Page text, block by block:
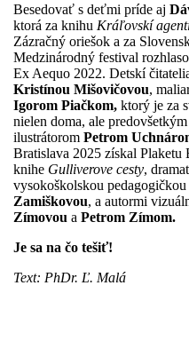
Besedovať s deťmi príde aj
ktorá za knihu Kráľovskí
Zázračný oriešok a za
Medzinárodný festival
Ex Aequo 2022. Detskí
Kristínou Mišovičovou,
Igorom Piačkom, ktorý je za
nielen doma, ale
ilustrátorom Petrom
Bratislava 2025 získal
knihe Gulliverove cesty, d
vysokoškolskou pedagogičkou
Zamiškovou, a autormi
Zímovou a Petrom Zímom.
Je sa na čo tešiť!
Text: PhDr. Ľ. Malá